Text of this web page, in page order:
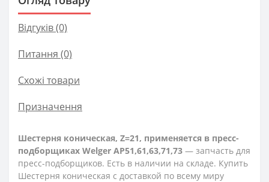
Відгуків (0)
Питання (0)
Схожі товари
Призначення
Шестерня коническая, Z=21, применяется в пресс-
подборщиках Welger AP51,61,63,71,73 — запчасть для
пресс-подборщиков. Есть в наличии на складе. Купить
Шестерня коническая с доставкой по всему миру